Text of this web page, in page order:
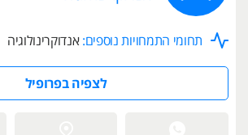
תחומי התמחויות נוספים: אנדוקרינולוגיה
לצפיה בפרופיל